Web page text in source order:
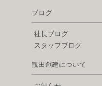
ブログ
社長ブログ
スタッフブログ
観田創建について